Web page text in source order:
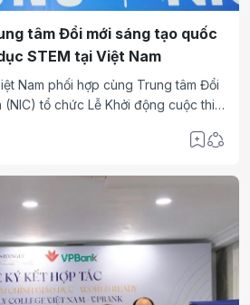
tâm Đổi mới sáng tạo quốc
STEM tại Việt Nam
Nam phối hợp cùng Trung tâm Đổi
tổ chức Lễ Khởi động cuộc thi
Tài chính Lê Tấn Cận.